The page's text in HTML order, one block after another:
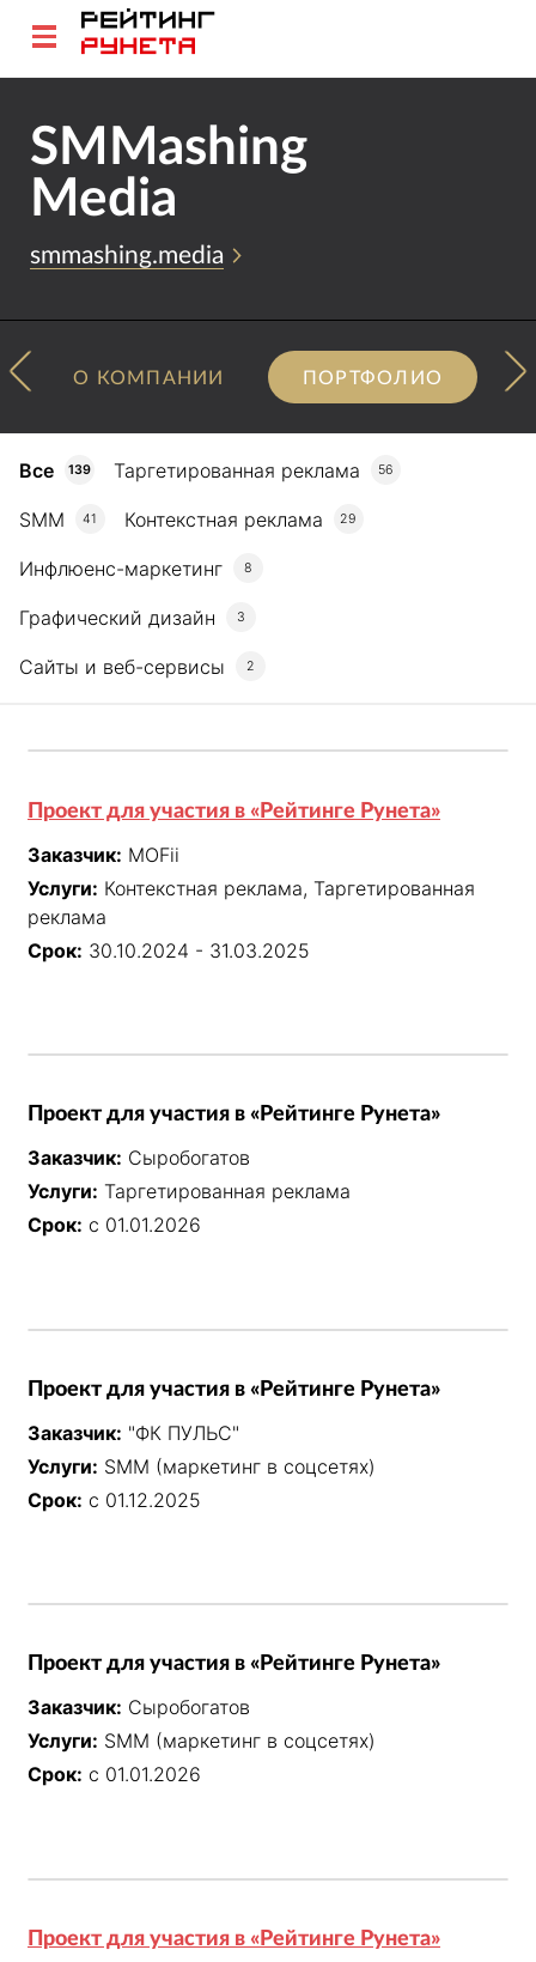
SMMashing
Media
smmashing.media
О КОМПАНИИ ПОРТФОЛИО
Все 139 Таргетированная реклама 56
SMM 41 Контекстная реклама 29
Инфлюенс-маркетинг 8
Графический дизайн 3
Сайты и веб-сервисы 2
Проект для участия в «Рейтинге Рунета»
Заказчик: MOFii
Услуги: Контекстная реклама, Таргетированная
реклама
Срок: 30.10.2024 - 31.03.2025
Проект для участия в «Рейтинге Рунета»
Заказчик: Сыробогатов
Услуги: Таргетированная реклама
Срок: с 01.01.2026
Проект для участия в «Рейтинге Рунета»
Заказчик: "ФК ПУЛЬС"
Услуги: SMM (маркетинг в соцсетях)
Срок: с 01.12.2025
Проект для участия в «Рейтинге Рунета»
Заказчик: Сыробогатов
Услуги: SMM (маркетинг в соцсетях)
Срок: с 01.01.2026
Проект для участия в «Рейтинге Рунета»